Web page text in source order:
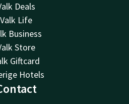
Deals
Valk Life
Business
Store
Giftcard
Hotels